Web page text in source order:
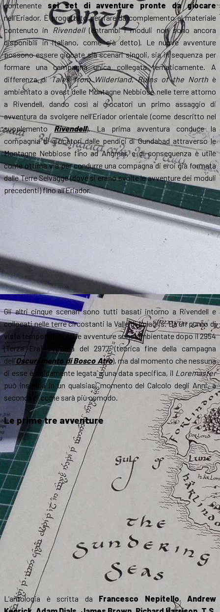
contenente sei set di avventure pronte da giocare
nell’Eriador. È progettato per fare da complemento al materiale
contenuto in Rivendell(entrambi i moduli non sono ancora
disponibili in italiano, come già detto). Le nuove avventure
possono essere giocate sia scenari singoli, sia in sequenza per
formare una campagna unica collegata tematicamente. A
differenza diTales from Wilderland,Ruins of the North è
ambientato a ovest delle Montagne Nebbiose nelle terre attorno
a Rivendell, dando così ai giocatori un primo assaggio di
avventura da svolgere nell’Eriador orientale (come descritto nel
supplementoRivendell). La prima avventura conduce la
compagnìa di giocatori dalle pendici di Gundabad attraverso le
Montagne Nebbiose fino ad Angmar, e di conseguenza è utile
come ottima via per condurre una compagna di eroi già formata
dalle Terre Selvagge (dove si erano svolte le avventure dei moduli
precedenti) fino all’Eriador.
Gli altri cinque scenari sono tutti basati intorno a Rivendell e
collocati nelle terre circostanti la Valle di Imladris. Da un punto di
vista temporale, tutti le avventure sono ambientate dopo il 2954
(Terza Era) e prima del 2977 (teorica fine della campagna
dell’Oscuramento di Bosco Atro), ma dal momento che nessuna
di esse è rigidamente legata a una data specifica, il Loremaster
può inserirla in un qualsiasi momento del Calcolo degli Anni, a
seconda di come sarà più comodo.
Le prime tre avventure
L’antologia è scritta da Francesco Nepitello, Andrew